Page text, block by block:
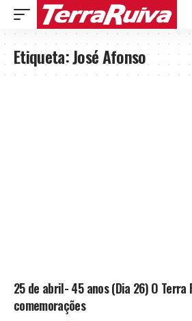
Etiqueta:José Afonso
25 de abril- 45 anos (Dia 26) O Terra
comemorações